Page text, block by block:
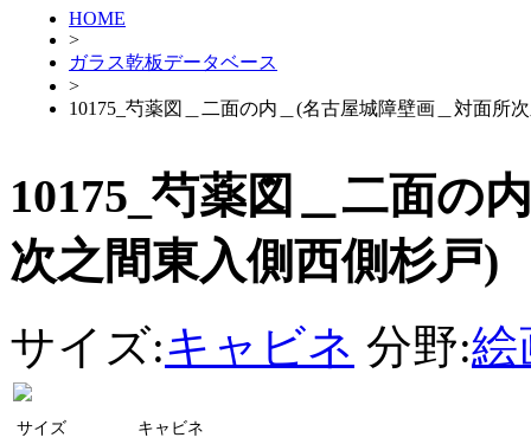
HOME
>
ガラス乾板データベース
>
10175_芍薬図＿二面の内＿(名古屋城障壁画＿対面所
10175_芍薬図＿二面の
次之間東入側西側杉戸)
サイズ:キャビネ 分野:絵
サイズ
キャビネ